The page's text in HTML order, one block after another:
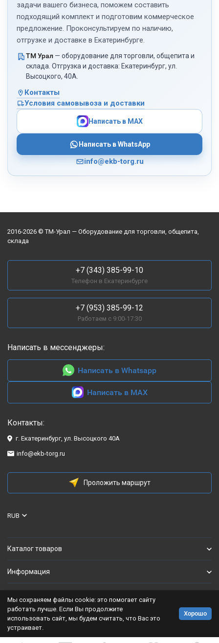
задачи вашего бизнеса, поможем составить
подходящий комплект и подготовим коммерческое
предложение. Проконсультируем по наличию,
отгрузке и доставке в Екатеринбурге.
ТМ Урал — оборудование для торговли, общепита и
склада. Отгрузка и доставка: Екатеринбург, ул.
Высоцкого, 40А.
Контакты
Условия самовывоза и доставки
Написать в MAX
Написать в WhatsApp
info@ekb-torg.ru
2016-2026 © ТМ-Урал — Оборудование для торговли, общепита,
склада
+7 (343) 385-99-10
Телефон в Екатеринбурге
+7 (953) 385-99-12
Работаем с 9:00-17:30
Написать в мессенджеры:
Написать в Whatsapp
Написать в MAX
Контакты:
г. Екатеринбург, ул. Высоцкого 40А
info@ekb-torg.ru
Проложить маршрут
RUB
Каталог товаров
Информация
Политика персональных данных
Разработано вbodysite.ru
Мы сохраняем файлы cookie: это помогает сайту
работать лучше. Если Вы продолжите
использовать сайт, мы будем считать, что Вас это
устраивает.
Хорошо